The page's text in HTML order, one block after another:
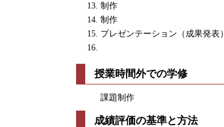
制作
制作
プレゼンテーション（成果発表）
授業時間外での学修
課題制作
成績評価の基準と方法